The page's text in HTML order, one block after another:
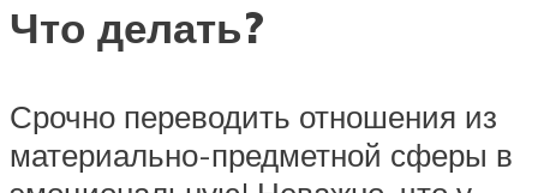
Что делать?
Срочно переводить отношения из
материально-предметной сферы в